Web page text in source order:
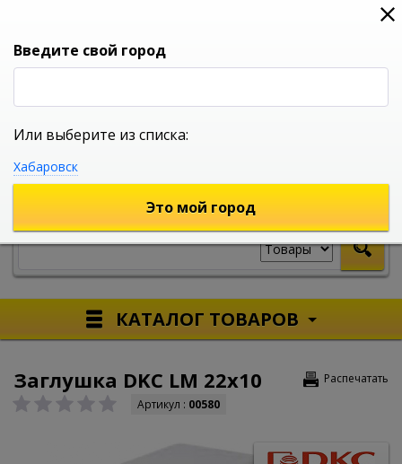
0
УНИВЕРСАЛЬНЫЙ ИНТЕРНЕТ МАГАЗИН
КАТАЛОГ ТОВАРОВ
Распечатать
Заглушка DKC LM 22x10
Артикул : 00580
Введите свой город
Или выберите из списка:
Хабаровск
Это мой город